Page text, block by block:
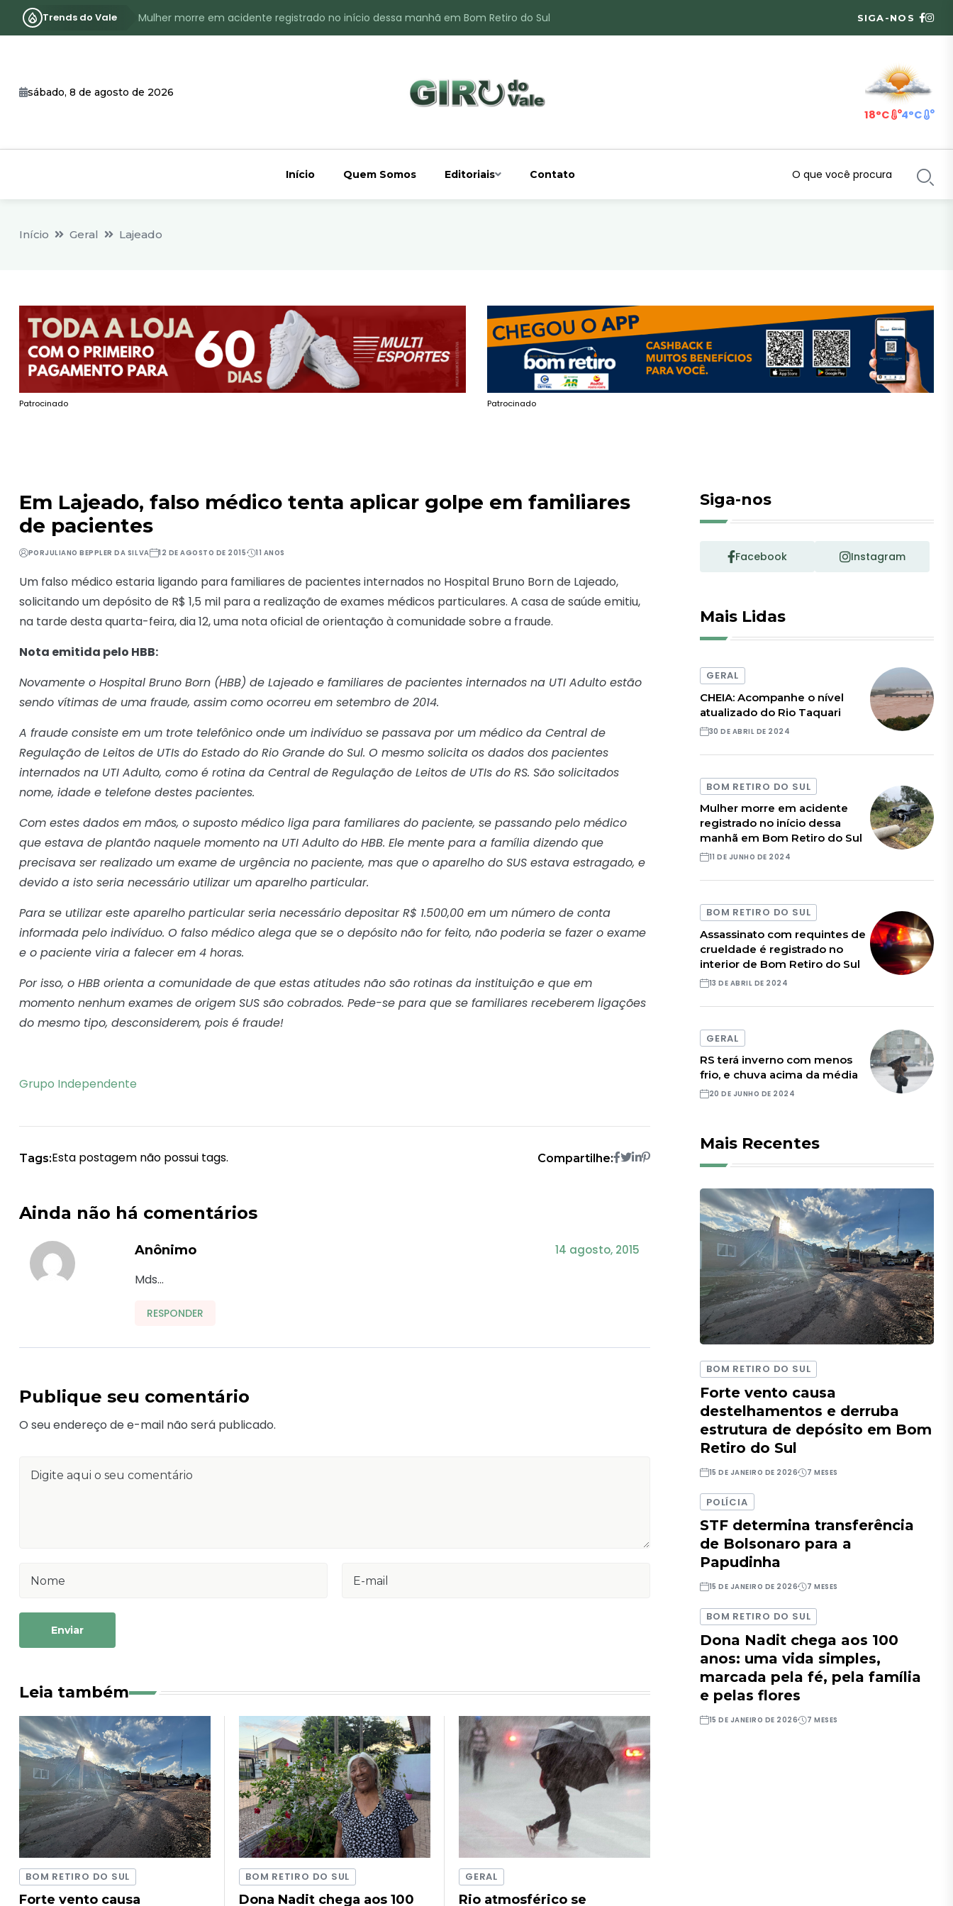
Trends do Vale
Mulher morre em acidente registrado no início dessa manhã em Bom Retiro do Sul
Identificado o jovem assassinado no interior de Bom Retiro do Sul
SIGA-NOS
sábado, 8 de agosto de 2026
18°C 4°C
Início Quem Somos Editoriais Contato
Início Geral Lajeado
Patrocinado Patrocinado
Em Lajeado, falso médico tenta aplicar golpe em familiares
de pacientes
PORJULIANO BEPPLER DA SILVA 12 DE AGOSTO DE 2015 11 ANOS
Um falso médico estaria ligando para familiares de pacientes internados no Hospital Bruno Born de Lajeado,
solicitando um depósito de R$ 1,5 mil para a realização de exames médicos particulares. A casa de saúde emitiu,
na tarde desta quarta-feira, dia 12, uma nota oficial de orientação à comunidade sobre a fraude.
Nota emitida pelo HBB:
Novamente o Hospital Bruno Born (HBB) de Lajeado e familiares de pacientes internados na UTI Adulto estão
sendo vítimas de uma fraude, assim como ocorreu em setembro de 2014.
A fraude consiste em um trote telefônico onde um indivíduo se passava por um médico da Central de
Regulação de Leitos de UTIs do Estado do Rio Grande do Sul. O mesmo solicita os dados dos pacientes
internados na UTI Adulto, como é rotina da Central de Regulação de Leitos de UTIs do RS. São solicitados
nome, idade e telefone destes pacientes.
Com estes dados em mãos, o suposto médico liga para familiares do paciente, se passando pelo médico
que estava de plantão naquele momento na UTI Adulto do HBB. Ele mente para a família dizendo que
precisava ser realizado um exame de urgência no paciente, mas que o aparelho do SUS estava estragado, e
devido a isto seria necessário utilizar um aparelho particular.
Para se utilizar este aparelho particular seria necessário depositar R$ 1.500,00 em um número de conta
informada pelo indivíduo. O falso médico alega que se o depósito não for feito, não poderia se fazer o exame
e o paciente viria a falecer em 4 horas.
Por isso, o HBB orienta a comunidade de que estas atitudes não são rotinas da instituição e que em
momento nenhum exames de origem SUS são cobrados. Pede-se para que se familiares receberem ligações
do mesmo tipo, desconsiderem, pois é fraude!
Grupo Independente
Tags:Esta postagem não possui tags. Compartilhe:
Ainda não há comentários
Anônimo 14 agosto, 2015
Mds…
RESPONDER
Publique seu comentário
O seu endereço de e-mail não será publicado.
Enviar
Leia também
BOM RETIRO DO SUL
Forte vento causa
BOM RETIRO DO SUL
Dona Nadit chega aos 100
GERAL
Rio atmosférico se
Siga-nos
Facebook Instagram
Mais Lidas
GERAL
CHEIA: Acompanhe o nível
atualizado do Rio Taquari
30 DE ABRIL DE 2024
BOM RETIRO DO SUL
Mulher morre em acidente
registrado no início dessa
manhã em Bom Retiro do Sul
11 DE JUNHO DE 2024
BOM RETIRO DO SUL
Assassinato com requintes de
crueldade é registrado no
interior de Bom Retiro do Sul
13 DE ABRIL DE 2024
GERAL
RS terá inverno com menos
frio, e chuva acima da média
20 DE JUNHO DE 2024
Mais Recentes
BOM RETIRO DO SUL
Forte vento causa
destelhamentos e derruba
estrutura de depósito em Bom
Retiro do Sul
15 DE JANEIRO DE 2026 7 MESES
POLÍCIA
STF determina transferência
de Bolsonaro para a
Papudinha
15 DE JANEIRO DE 2026 7 MESES
BOM RETIRO DO SUL
Dona Nadit chega aos 100
anos: uma vida simples,
marcada pela fé, pela família
e pelas flores
15 DE JANEIRO DE 2026 7 MESES